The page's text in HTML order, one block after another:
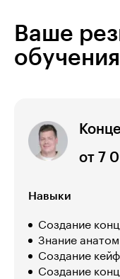
Ваше
от 7
Навыки
Создание
Знание
Создание
Создание